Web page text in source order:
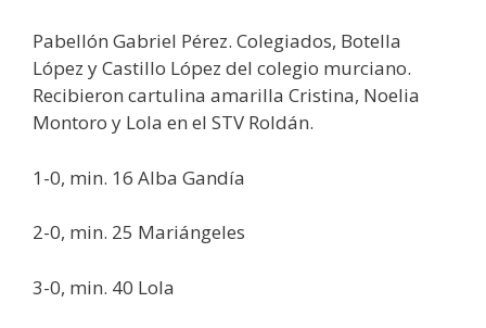
Pabellón Gabriel Pérez. Colegiados, Botella
López y Castillo López del colegio murciano.
Recibieron cartulina amarilla Cristina, Noelia
Montoro y Lola en el STV Roldán.
1-0, min. 16 Alba Gandía
2-0, min. 25 Mariángeles
3-0, min. 40 Lola